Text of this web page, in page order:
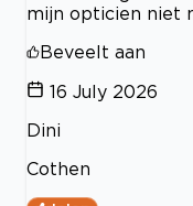
mijn opticien niet
Beveelt aan
16 July 2026
Dini
Cothen